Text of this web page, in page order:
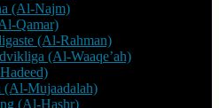
(Al-Najm)
Qamar)
(Al-Rahman)
(Al-Waaqe’ah)
(Al-Mujaadalah)
(Al-Hashr)